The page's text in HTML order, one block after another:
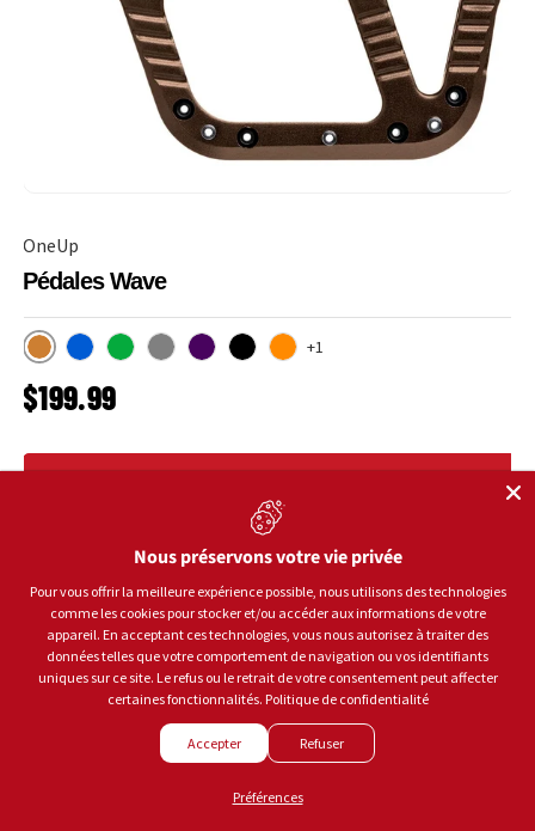
OneUp
Pédales Wave
BronzeBleu Vert Gris MauveNoir Orange
+1
PRIX HABITUEL
$199.99
Nous préservons votre vie privée
Pour vous offrir la meilleure expérience possible, nous utilisons des technologies
comme les cookies pour stocker et/ou accéder aux informations de votre
appareil. En acceptant ces technologies, vous nous autorisez à traiter des
données telles que votre comportement de navigation ou vos identifiants
uniques sur ce site. Le refus ou le retrait de votre consentement peut affecter
certaines fonctionnalités. Politique de confidentialité
Accepter Refuser
Préférences